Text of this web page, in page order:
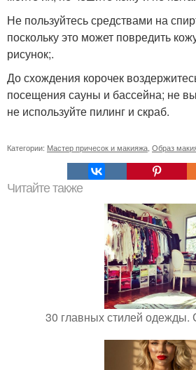
Не пользуйтесь средствами на
поскольку это может повредить
рисунок;.
До схождения корочек
посещения сауны и бассейна; не
не используйте пилинг и скраб.
Категории: Мастер причесок и макияжа Образ
Читайте также
30 главных стилей